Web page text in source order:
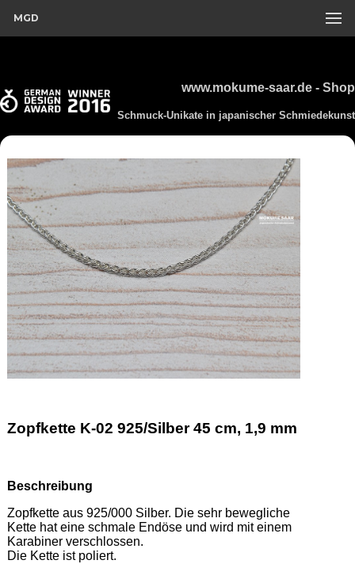
MGD
www.mokume-saar.de - Shop
Schmuck-Unikate in japanischer Schmiedekunst
Zopfkette K-02 925/Silber 45 cm, 1,9 mm
Beschreibung
Zopfkette aus 925/000 Silber. Die sehr bewegliche
Kette hat eine schmale Endöse und wird mit einem
Karabiner verschlossen.
Die Kette ist poliert.